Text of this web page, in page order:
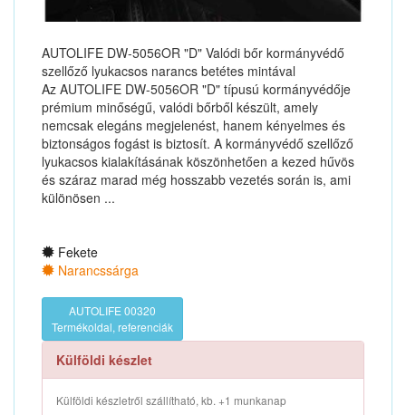
AUTOLIFE DW-5056OR "D" Valódi bőr kormányvédő
szellőző lyukacsos narancs betétes mintával
Az AUTOLIFE DW-5056OR "D" típusú kormányvédője
prémium minőségű, valódi bőrből készült, amely
nemcsak elegáns megjelenést, hanem kényelmes és
biztonságos fogást is biztosít. A kormányvédő szellőző
lyukacsos kialakításának köszönhetően a kezed hűvös
és száraz marad még hosszabb vezetés során is, ami
különösen ...
Fekete
Narancssárga
AUTOLIFE 00320
Termékoldal, referenciák
Külföldi készlet
Külföldi készletről szállítható, kb. +1 munkanap